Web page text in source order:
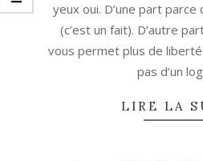
yeux oui. D’une part
(c’est un fait). D’autre
vous permet plus de
pas d’un
LIRE LA